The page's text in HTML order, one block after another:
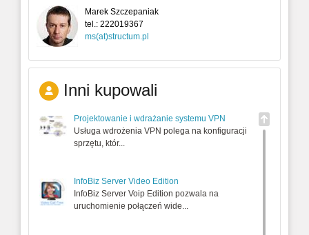
Marek Szczepaniak
tel.: 222019367
ms(at)structum.pl
Inni kupowali
Projektowanie i wdrażanie systemu VPN
Usługa wdrożenia VPN polega na konfiguracji
sprzętu, któr...
InfoBiz Server Video Edition
InfoBiz Server Voip Edition pozwala na
uruchomienie połączeń wide...